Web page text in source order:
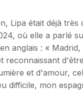
Lipa était déjà
où elle a parlé
anglais : «
et d'amour,
difficile, mon